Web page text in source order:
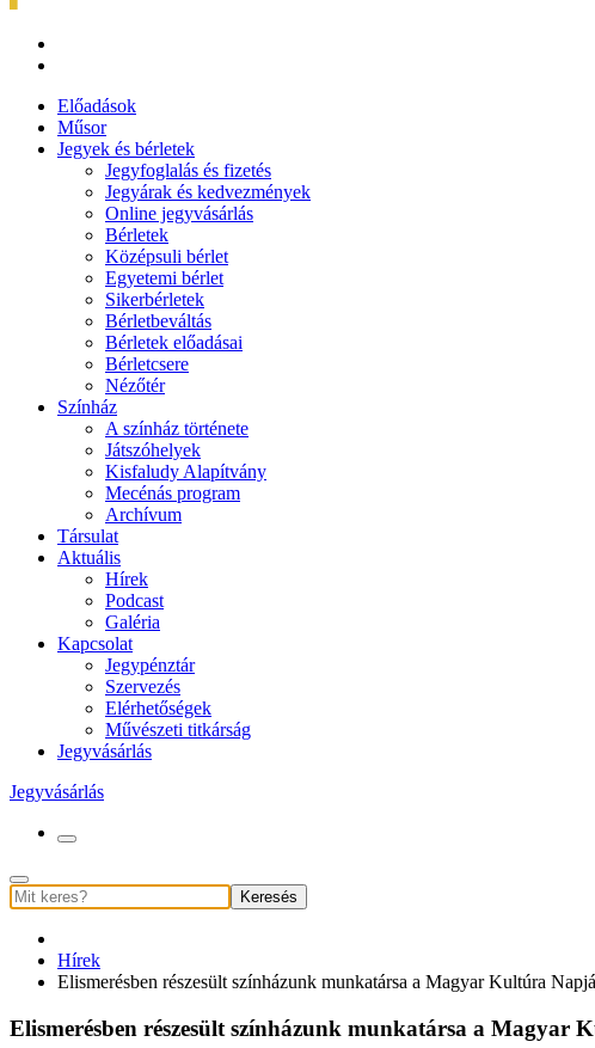
Előadások
Műsor
Jegyek és bérletek
Jegyfoglalás és fizetés
Jegyárak és kedvezmények
Online jegyvásárlás
Bérletek
Középsuli bérlet
Egyetemi bérlet
Sikerbérletek
Bérletbeváltás
Bérletek előadásai
Bérletcsere
Nézőtér
Színház
A színház története
Játszóhelyek
Kisfaludy Alapítvány
Mecénás program
Archívum
Társulat
Aktuális
Hírek
Podcast
Galéria
Kapcsolat
Jegypénztár
Szervezés
Elérhetőségek
Művészeti titkárság
Jegyvásárlás
Jegyvásárlás
Keresés
Hírek
Elismerésben részesült színházunk munkatársa a Magyar Kultúra
Elismerésben részesült színházunk munkatársa a Magyar